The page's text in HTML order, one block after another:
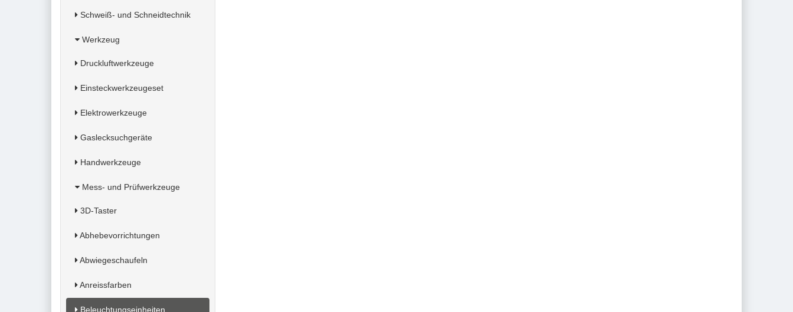
Schweiß- und Schneidtechnik
Werkzeug
Druckluftwerkzeuge
Einsteckwerkzeugeset
Elektrowerkzeuge
Gaslecksuchgeräte
Handwerkzeuge
Mess- und Prüfwerkzeuge
3D-Taster
Abhebevorrichtungen
Abwiegeschaufeln
Anreissfarben
Beleuchtungseinheiten